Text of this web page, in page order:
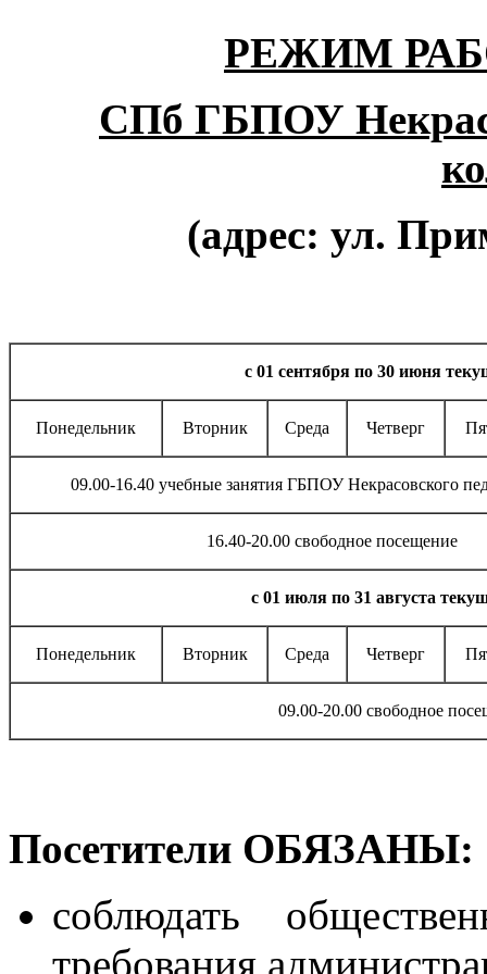
РЕЖИМ
СПб ГБПОУ
(адрес: ул.
с 01 сентября по 30 июня
Понедельник Вторник Среда Четверг
09.00-16.40 учебные занятия ГБПОУ Некрасовского
16.40-20.00 свободное посещение
с 01 июля по 31 августа
Понедельник Вторник Среда Четверг
09.00-20.00 свободное
Посетители ОБЯЗАНЫ:
соблюдать
требования